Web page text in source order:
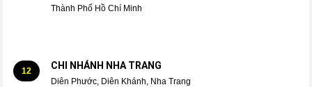
Thành Phố Hồ Chí Minh
12 CHI NHÁNH NHA TRANG
Diên Phước, Diên Khánh, Nha Trang